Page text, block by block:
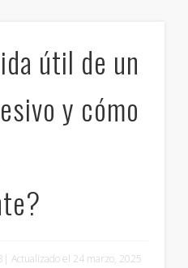
útil de un
y cómo
Actualizado el 24 marzo, 2025